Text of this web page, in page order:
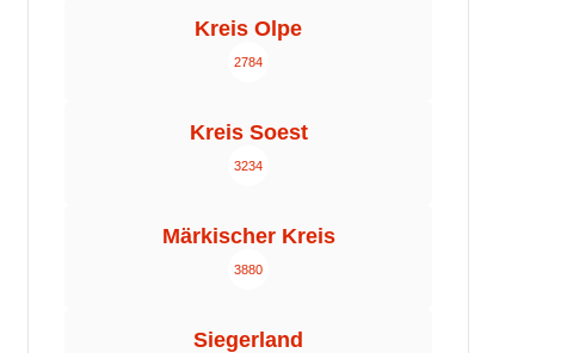
Kreis Olpe
2784
Kreis Soest
3234
Märkischer Kreis
3880
Siegerland